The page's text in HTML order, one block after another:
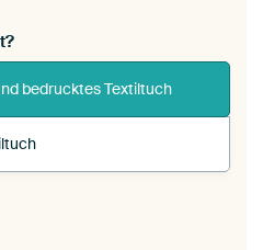
bedrucktes Textiltuch
Textiltuch in
ArtFrame™.